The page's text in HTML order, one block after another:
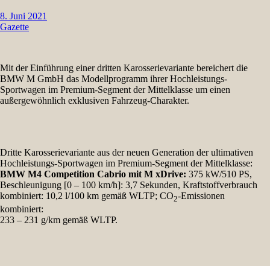
8. Juni 2021
Gazette
Mit der Einführung einer dritten Karosserievariante bereichert die
BMW M GmbH das Modellprogramm ihrer Hochleistungs-
Sportwagen im Premium-Segment der Mittelklasse um einen
außergewöhnlich exklusiven Fahrzeug-Charakter.
Dritte Karosserievariante aus der neuen Generation der ultimativen
Hochleistungs-Sportwagen im Premium-Segment der Mittelklasse:
BMW M4 Competition Cabrio mit M xDrive: 375 kW/510 PS,
Beschleunigung [0 – 100 km/h]: 3,7 Sekunden, Kraftstoffverbrauch
kombiniert: 10,2 l/100 km gemäß WLTP; CO2-Emissionen
kombiniert:
233 – 231 g/km gemäß WLTP.